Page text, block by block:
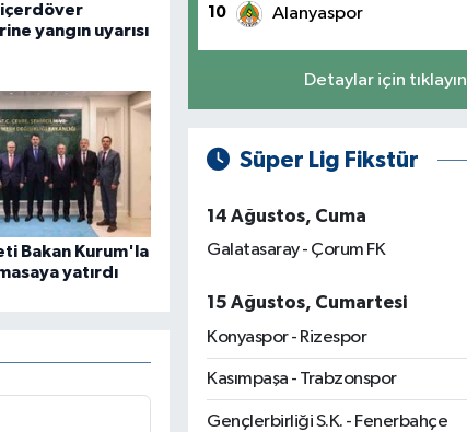
yangın uyarısı
Bakan Kurum'la
yatırdı
10 Alanyaspor
Detaylar için tıklayın
Süper Lig Fikstür
14 Ağustos, Cuma
Galatasaray - Çorum FK
15 Ağustos, Cumartesi
Konyaspor - Rizespor
Kasımpaşa - Trabzonspor
Gençlerbirliği S.K. - Fenerbahçe